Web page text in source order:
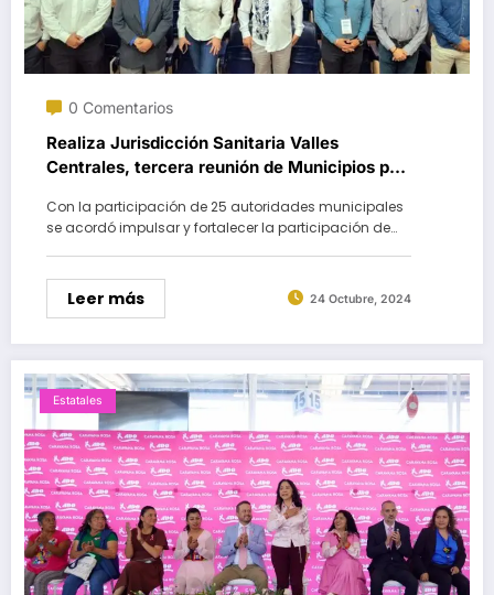
0 Comentarios
Realiza Jurisdicción Sanitaria Valles
Centrales, tercera reunión de Municipios por
Con la participación de 25 autoridades municipales
se acordó impulsar y fortalecer la participación de…
Leer más 24 Octubre, 2024
Estatales